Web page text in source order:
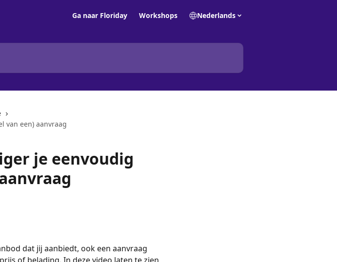
Ga naar Floriday Workshops Nederlands
van een) aanvraag
je eenvoudig
dat jij aanbiedt, ook een aanvraag